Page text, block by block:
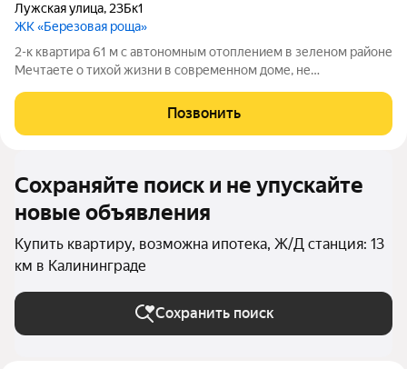
Лужская улица, 23Бк1
ЖК «Березовая роща»
2-к квартира 61 м с автономным отоплением в зеленом районе
Мечтаете о тихой жизни в современном доме, не
просторная двухкомнатная квартира в развивающемся районе
Калининграда (мкрн. А. Космодемьянского).
Позвонить
Сохраняйте поиск и не упускайте
новые объявления
Купить квартиру, возможна ипотека, Ж/Д станция: 13
км в Калининграде
Сохранить поиск